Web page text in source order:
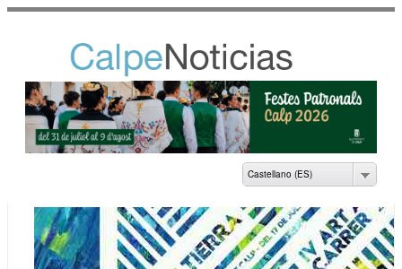
principal
NOTICIAS DEL
AYUNTAMIENTO DE
Castellano (ES)